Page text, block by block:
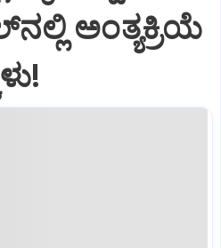
ಅಂತ್ಯಕ್ರಿಯೆ